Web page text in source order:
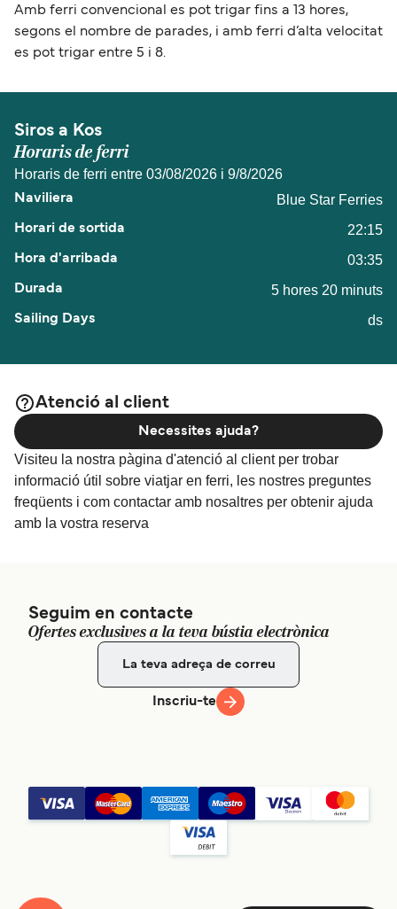
Amb ferri convencional es pot trigar fins a 13 hores,
segons el nombre de parades, i amb ferri d’alta velocitat
es pot trigar entre 5 i 8.
Siros a Kos
Horaris de ferri
Horaris de ferri entre 03/08/2026 i 9/8/2026
Blue Star Ferries
22:15
03:35
5 hores 20 minuts
ds
Atenció al client
Visiteu la nostra pàgina d'atenció al client per trobar
informació útil sobre viatjar en ferri, les nostres preguntes
freqüents i com contactar amb nosaltres per obtenir ajuda
amb la vostra reserva
Necessites ajuda?
Seguim en contacte
Ofertes exclusives a la teva bústia electrònica
Inscriu-te